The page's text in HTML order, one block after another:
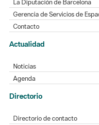
La Diputación de Barcelona
Gerencia de Servicios de
Contacto
Actualidad
Noticias
Agenda
Directorio
Directorio de contacto